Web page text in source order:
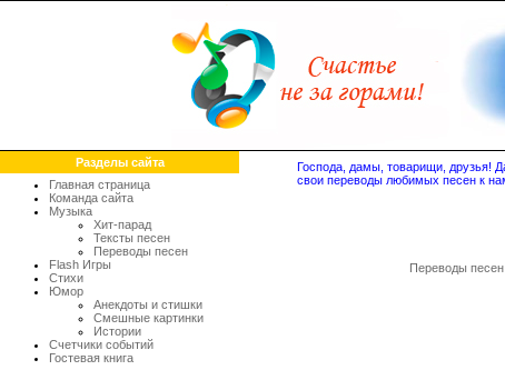
Разделы сайта
Главная страница
Команда сайта
Музыка
Хит-парад
Тексты песен
Переводы песен
Flash Игры
Стихи
Юмор
Анекдоты и стишки
Смешные картинки
Истории
Счетчики событий
Гостевая книга
Господа, дамы, товарищи, друзья!
свои переводы любимых песен к
Переводы песен